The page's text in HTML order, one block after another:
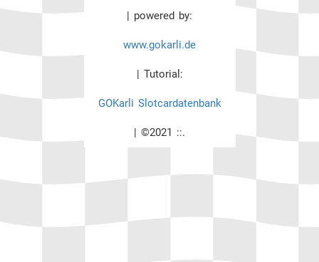
| powered by:
www.gokarli.de
| Tutorial:
GOKarli Slotcardatenbank
| ©2021 ::.